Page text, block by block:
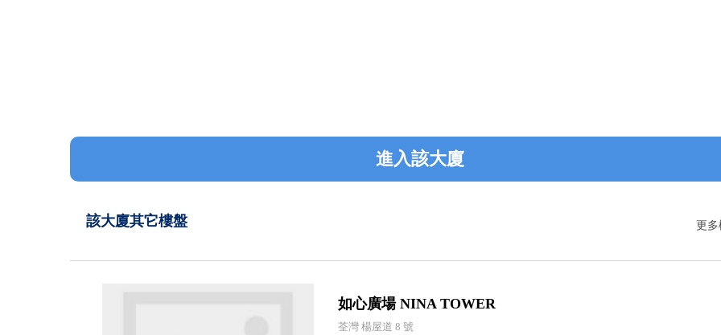
進入該大廈
該大廈其它樓盤 更
如心廣場 NINA TOWER
荃灣 楊屋道 8 號